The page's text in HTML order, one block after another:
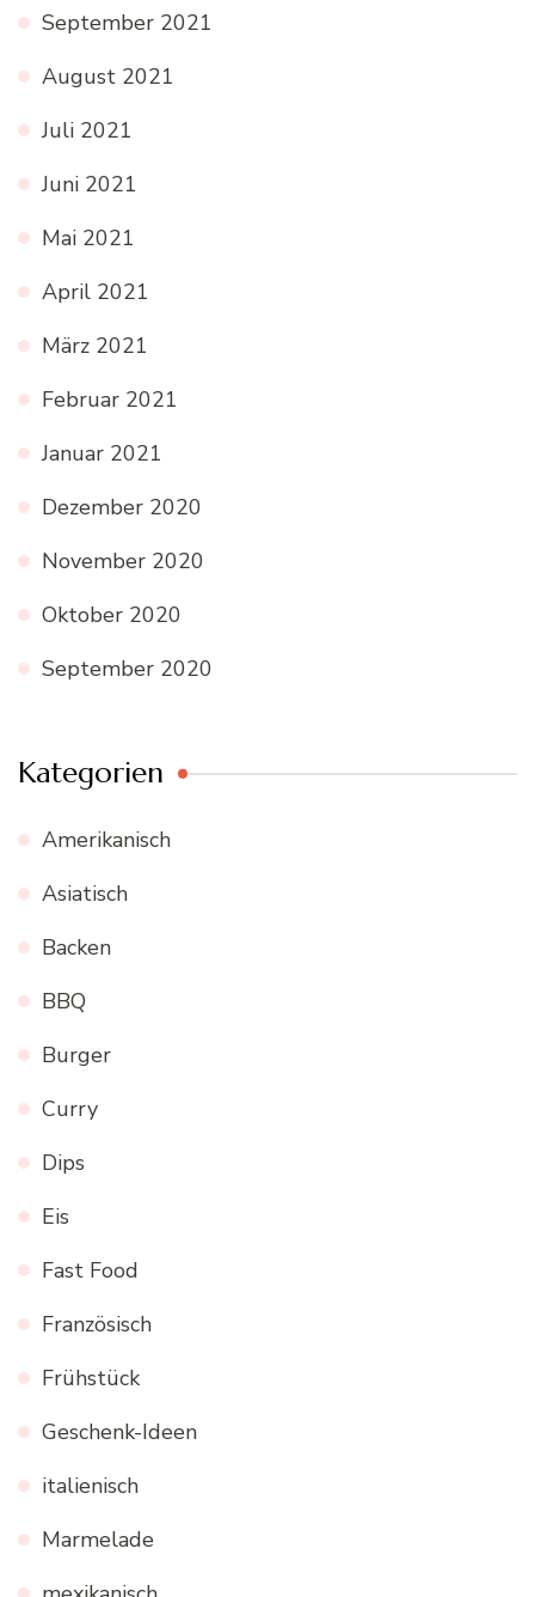
September 2021
August 2021
Juli 2021
Juni 2021
Mai 2021
April 2021
März 2021
Februar 2021
Januar 2021
Dezember 2020
November 2020
Oktober 2020
September 2020
Kategorien
Amerikanisch
Asiatisch
Backen
BBQ
Burger
Curry
Dips
Eis
Fast Food
Französisch
Frühstück
Geschenk-Ideen
italienisch
Marmelade